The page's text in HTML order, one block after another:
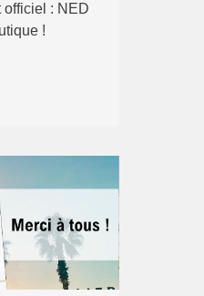
officiel : NED
!